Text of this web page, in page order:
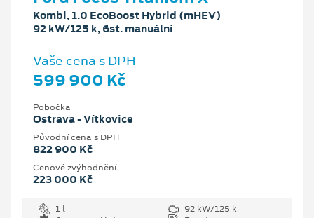
Kombi, 1.0 EcoBoost Hybrid (mHEV)
92 kW/125 k, 6st. manuální
Vaše cena s DPH
599 900 Kč
Pobočka
Ostrava - Vítkovice
Původní cena s DPH
822 900 Kč
Cenové zvýhodnění
223 000 Kč
1 l
92 kW/125 k